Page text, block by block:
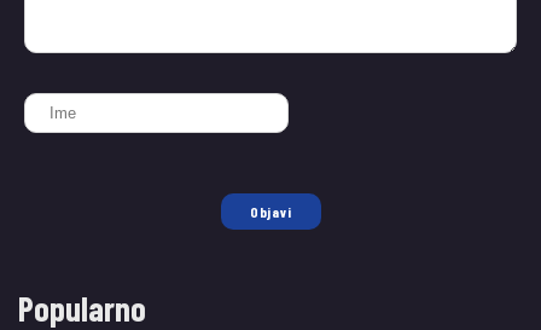
Objavi
Popularno